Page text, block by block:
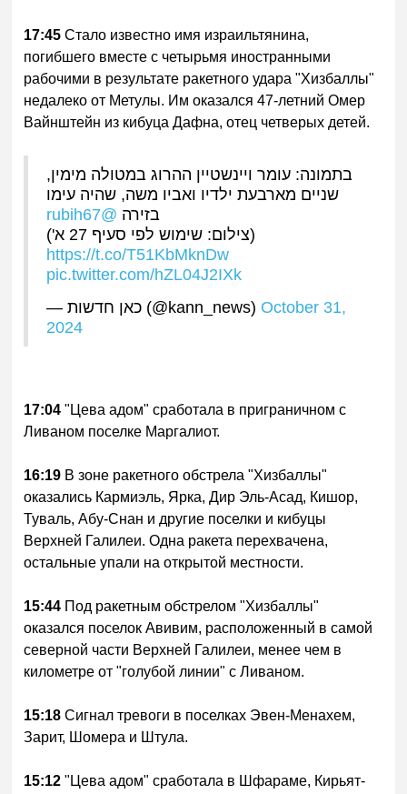
17:45 Стало известно имя израильтянина,
погибшего вместе с четырьмя иностранными
рабочими в результате ракетного удара "Хизбаллы"
недалеко от Метулы. Им оказался 47-летний Омер
Вайнштейн из кибуца Дафна, отец четверых детей.
בתמונה: עומר ויינשטיין ההרוג במטולה מימין,
שניים מארבעת ילדיו ואביו משה, שהיה עימו
בזירה @rubih67
(צילום: שימוש לפי סעיף 27 א')
https://t.co/T51KbMknDw
pic.twitter.com/hZL04J2IXk
— כאן חדשות (@kann_news) October 31,
2024
17:04 "Цева адом" сработала в приграничном с
Ливаном поселке Маргалиот.
16:19 В зоне ракетного обстрела "Хизбаллы"
оказались Кармиэль, Ярка, Дир Эль-Асад, Кишор,
Туваль, Абу-Снан и другие поселки и кибуцы
Верхней Галилеи. Одна ракета перехвачена,
остальные упали на открытой местности.
15:44 Под ракетным обстрелом "Хизбаллы"
оказался поселок Авивим, расположенный в самой
северной части Верхней Галилеи, менее чем в
километре от "голубой линии" с Ливаном.
15:18 Сигнал тревоги в поселках Эвен-Менахем,
Зарит, Шомера и Штула.
15:12 "Цева адом" сработала в Шфараме, Кирьят-